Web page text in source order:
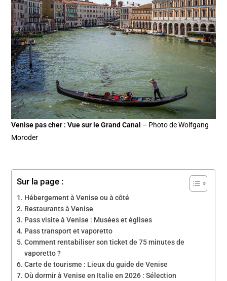
Venise pas cher : Vue sur le Grand Canal – Photo de Wolfgang
Moroder
Sur la page :
Hébergement à Venise ou à côté
Restaurants à Venise
Pass visite à Venise : Musées et églises
Pass transport et vaporetto
Comment rentabiliser son ticket de 75 minutes de
vaporetto ?
Carte de tourisme : Lieux du guide de Venise
Où dormir à Venise en Italie en 2026 : Sélection